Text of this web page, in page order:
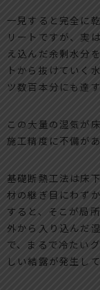
一見すると完全に
リートですが、実
え込んだ余剰水分
トから抜けていく
ツ数百本分にも達
この大量の湿気が
施工精度に不備が
基礎断熱工法は床
材の継ぎ目にわず
すると、そこが局
外から入り込んだ
で、まるで冷たい
しい結露が発生し